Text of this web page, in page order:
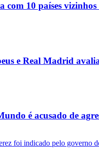
10 países vizinhos
e Real Madrid
é acusado de